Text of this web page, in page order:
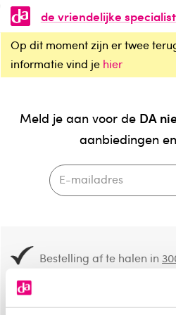
de vriendelijke specialist
Op dit moment zijn er twee
informatie vind je hier
Meld je aan voor de DA
aanbiedingen
Bestelling af te halen in